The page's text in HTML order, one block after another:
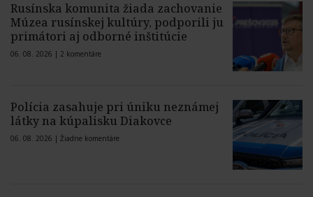
Rusínska komunita žiada zachovanie
Múzea rusínskej kultúry, podporili ju
primátori aj odborné inštitúcie
06. 08. 2026 | 2 komentáre
Polícia zasahuje pri úniku neznámej
látky na kúpalisku Diakovce
06. 08. 2026 | Žiadne komentáre